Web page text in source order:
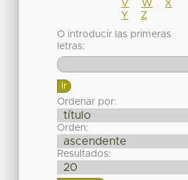
V
W
X
Y
Z
O introducir las primeras
letras:
Ordenar por:
Orden:
Resultados: